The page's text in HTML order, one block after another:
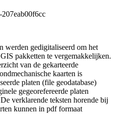
werden gedigitaliseerd om het
pakketten te vergemakkelijken.
van de gekarteerde
kaarten is
platen (file geodatabase)
gegeorefereerde platen
verklarende teksten horende bij
kunnen in pdf formaat